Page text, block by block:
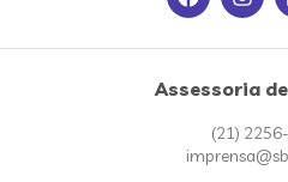
Assessoria
(21)